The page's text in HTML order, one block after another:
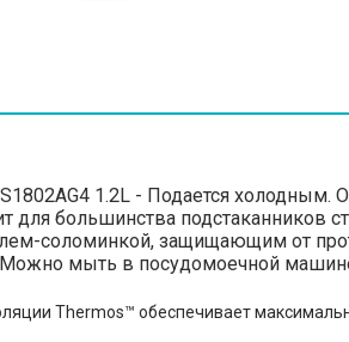
1.2L - Подается
для большинства
соломинкой, защищающим от
Можно мыть в посудомоечной
Thermos™ обеспечивает